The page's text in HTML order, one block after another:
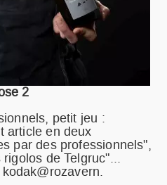
2
petit jeu :
article en deux
par des professionnels",
de Telgruc"...